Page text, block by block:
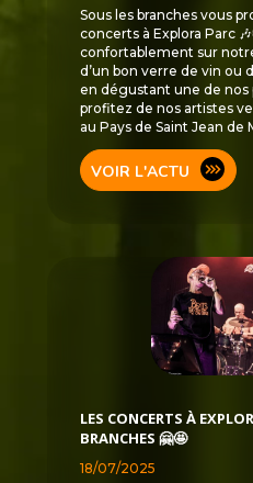
Sous les branches vous
concerts à Explora Parc
confortablement sur
d’un bon verre de vin ou
en dégustant une de nos
profitez de nos artistes
au Pays de Saint Jean de
VOIR L'ACTU
LES CONCERTS À
BRANCHES 🤗🤩
18/07/2025